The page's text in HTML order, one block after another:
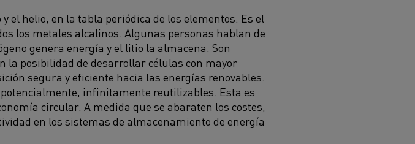
el helio, en la tabla periódica de los elementos. Es el
los metales alcalinos. Algunas personas hablan de
genera energía y el litio la almacena. Son
la posibilidad de desarrollar células con mayor
segura y eficiente hacia las energías renovables.
infinitamente reutilizables. Esta es
circular. A medida que se abaraten los costes,
en los sistemas de almacenamiento de energía